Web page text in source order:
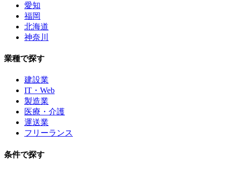
愛知
福岡
北海道
神奈川
業種で探す
建設業
IT・Web
製造業
医療・介護
運送業
フリーランス
条件で探す